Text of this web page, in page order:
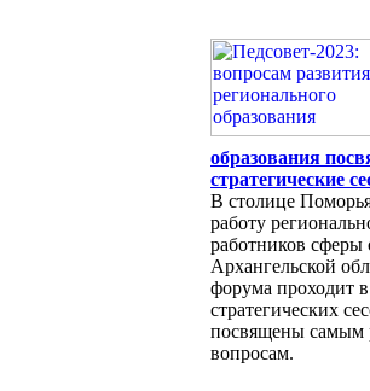
образования
стратегические
В столице
работу
работников сферы
Архангельской
форума проходит
стратегических
посвящены самым
вопросам.